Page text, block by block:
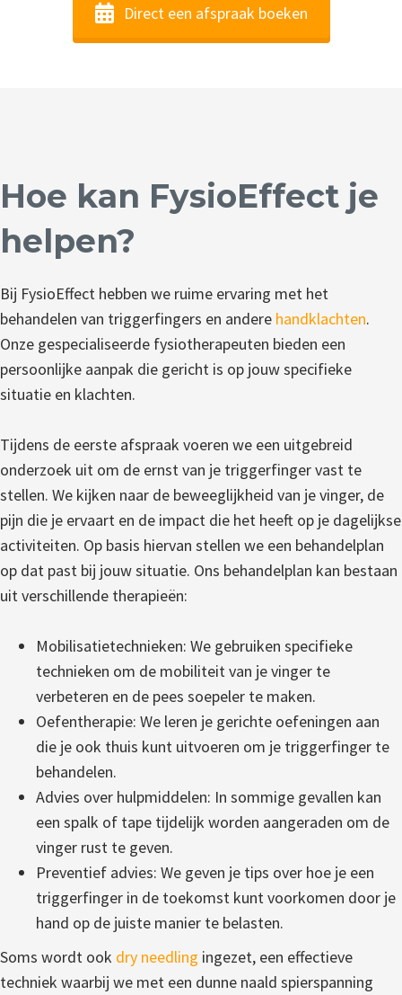
Direct een afspraak boeken
Hoe kan FysioEffect je
helpen?
Bij FysioEffect hebben we ruime ervaring met het
behandelen van triggerfingers en andere handklachten.
Onze gespecialiseerde fysiotherapeuten bieden een
persoonlijke aanpak die gericht is op jouw specifieke
situatie en klachten.
Tijdens de eerste afspraak voeren we een uitgebreid
onderzoek uit om de ernst van je triggerfinger vast te
stellen. We kijken naar de beweeglijkheid van je vinger, de
pijn die je ervaart en de impact die het heeft op je dagelijkse
activiteiten. Op basis hiervan stellen we een behandelplan
op dat past bij jouw situatie. Ons behandelplan kan bestaan
uit verschillende therapieën:
Mobilisatietechnieken: We gebruiken specifieke
technieken om de mobiliteit van je vinger te
verbeteren en de pees soepeler te maken.
Oefentherapie: We leren je gerichte oefeningen aan
die je ook thuis kunt uitvoeren om je triggerfinger te
behandelen.
Advies over hulpmiddelen: In sommige gevallen kan
een spalk of tape tijdelijk worden aangeraden om de
vinger rust te geven.
Preventief advies: We geven je tips over hoe je een
triggerfinger in de toekomst kunt voorkomen door je
hand op de juiste manier te belasten.
Soms wordt ook dry needling ingezet, een effectieve
techniek waarbij we met een dunne naald spierspanning